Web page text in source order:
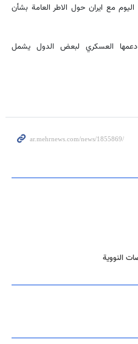
اتفاق نووي جيد موضحا ان مجموعة ۵+۱ قد اتفقت اليوم مع ايران حول الاطر العامة بشأن
دعمها العسكري لبعض الدول يشمل
النووية